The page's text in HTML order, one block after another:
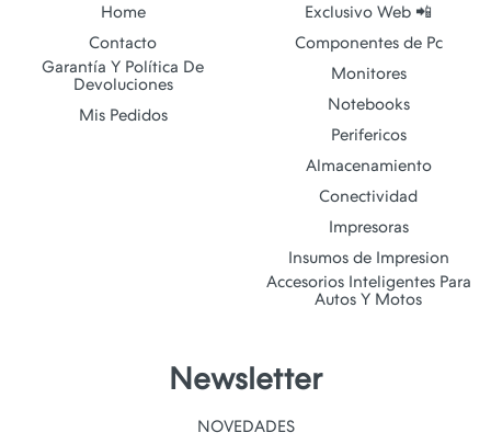
Home
Contacto
Garantía Y Política De
Devoluciones
Mis Pedidos
Exclusivo Web 📲
Componentes de Pc
Monitores
Notebooks
Perifericos
Almacenamiento
Conectividad
Impresoras
Insumos de Impresion
Accesorios Inteligentes Para
Autos Y Motos
Newsletter
NOVEDADES